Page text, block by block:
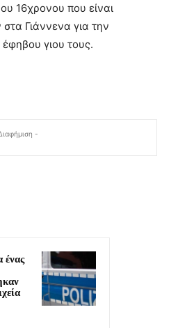
16χρονου που είναι
Γιάννενα για την
γιου τους.
-
ένας